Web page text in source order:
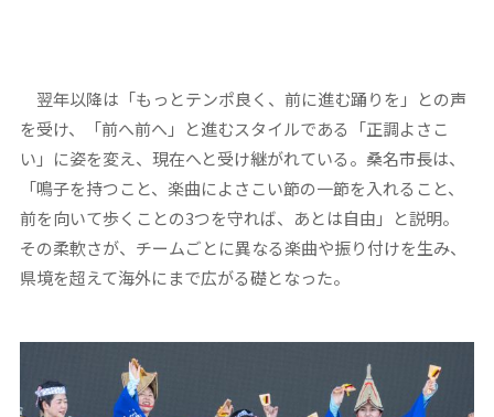
翌年以降は「もっとテンポ良く、前に進む踊りを」との声
を受け、「前へ前へ」と進むスタイルである「正調よさこ
い」に姿を変え、現在へと受け継がれている。桑名市長は、
「鳴子を持つこと、楽曲によさこい節の一節を入れること、
前を向いて歩くことの3つを守れば、あとは自由」と説明。
その柔軟さが、チームごとに異なる楽曲や振り付けを生み、
県境を超えて海外にまで広がる礎となった。